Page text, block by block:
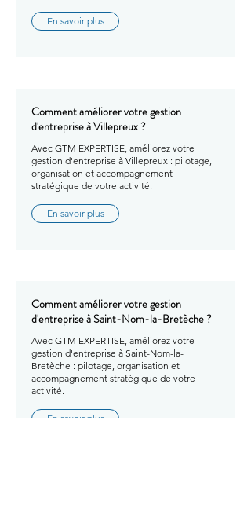
En savoir plus
Comment améliorer votre gestion
d'entreprise à Villepreux ?
Avec GTM EXPERTISE, améliorez votre
gestion d'entreprise à Villepreux : pilotage,
organisation et accompagnement
stratégique de votre activité.
En savoir plus
Comment améliorer votre gestion
d'entreprise à Saint-Nom-la-Bretèche ?
Avec GTM EXPERTISE, améliorez votre
gestion d'entreprise à Saint-Nom-la-
Bretèche : pilotage, organisation et
accompagnement stratégique de votre
activité.
En savoir plus